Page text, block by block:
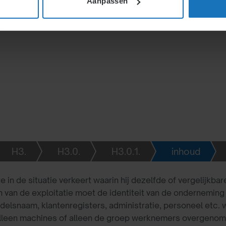
gronden zijn.
de nieuwe werkgever.
H3. H3.0. H3.0.1. inhoud
in de situatie verkeert waarin hij dezelfde of
van de exploitatie moet de identiteit van de
klantenregisters, administratie, personeel etc.
machines of alleen de groep werknemers